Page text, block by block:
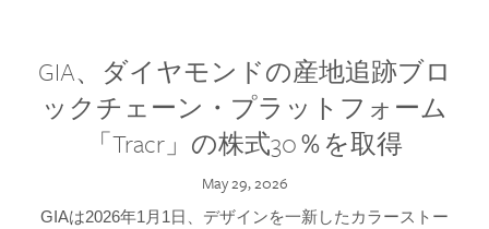
GIA、ダイヤモンドの産地追跡ブロ
ックチェーン・プラットフォーム
「Tracr」の株式30％を取得
May 29, 2026
GIAは2026年1月1日、デザインを一新したカラーストー